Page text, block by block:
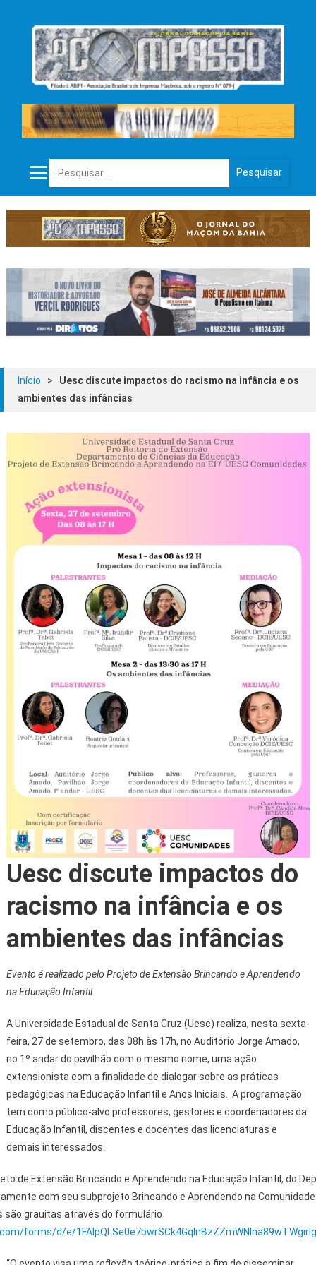
Pesquisar por:
Início >
Uesc discute impactos do racismo na infância e os
ambientes das infâncias
Uesc discute impactos do
racismo na infância e os
ambientes das infâncias
Evento é realizado pelo Projeto de Extensão Brincando e Aprendendo
na Educação Infantil
A Universidade Estadual de Santa Cruz (Uesc) realiza, nesta sexta-
feira, 27 de setembro, das 08h às 17h, no Auditório Jorge Amado,
no 1º andar do pavilhão com o mesmo nome, uma ação
extensionista com a finalidade de dialogar sobre as práticas
pedagógicas na Educação Infantil e Anos Iniciais. A programação
tem como público-alvo professores, gestores e coordenadores da
Educação Infantil, discentes e docentes das licenciaturas e
demais interessados.
de Extensão Brincando e Aprendendo na Educação Infantil, do
com seu subprojeto Brincando e Aprendendo na
são grauitas através do formulário
forms/d/e/